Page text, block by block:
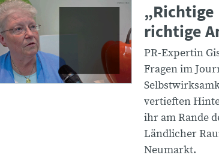
„Richtige
richtige
PR-Expertin
Fragen im
vertieften
ihr am Rande
Ländlicher
Neumarkt.